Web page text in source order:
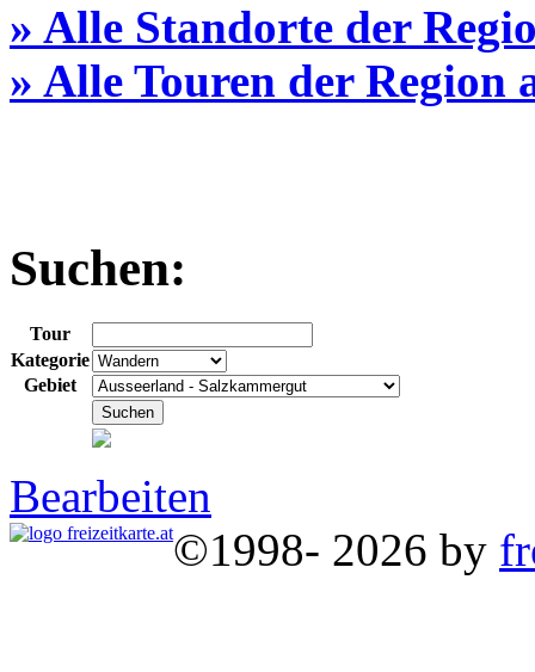
» Alle Standorte der
» Alle Touren der Region
Suchen:
Tour
Kategorie
Gebiet
Bearbeiten
©1998- 2026 by